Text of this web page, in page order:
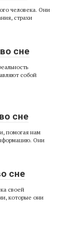
человека. Они
страхи
сне
собой
сне
помогая нам
Они
сне
своей
которые они